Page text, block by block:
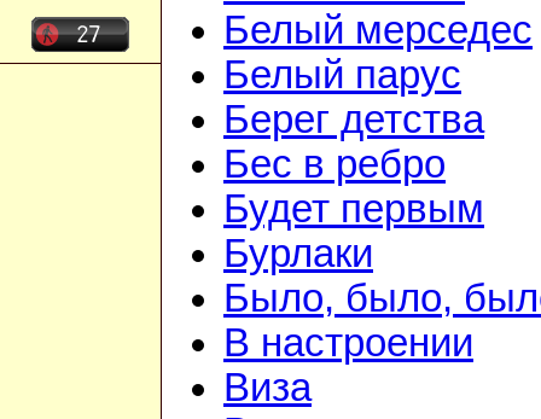
Белый мерседес
Белый парус
Берег детства
Бес в ребро
Будет первым
Бурлаки
Было, было,
В настроении
Виза